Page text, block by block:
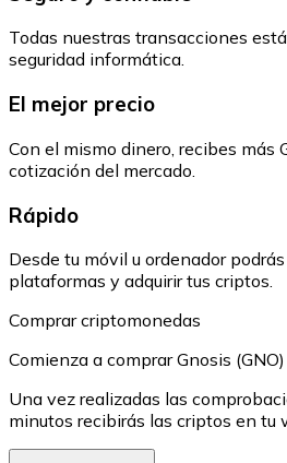
Todas nuestras transacciones
seguridad informática.
El mejor precio
Con el mismo dinero, recibes más
cotización del mercado.
Rápido
Desde tu móvil u ordenador
plataformas y adquirir tus criptos.
Comprar criptomonedas
Comienza a comprar Gnosis (GNO)
Una vez realizadas las
minutos recibirás las criptos en tu